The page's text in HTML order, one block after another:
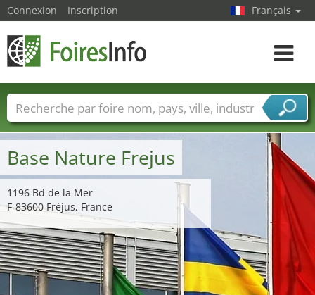
Base Nature Frejus
1196 Bd de la Mer
F-83600 Fréjus, France
Connexion Inscription Français
Toggle
Foire noms Pays Villes
Secteurs de foire
Secteurs du fournisseur de services